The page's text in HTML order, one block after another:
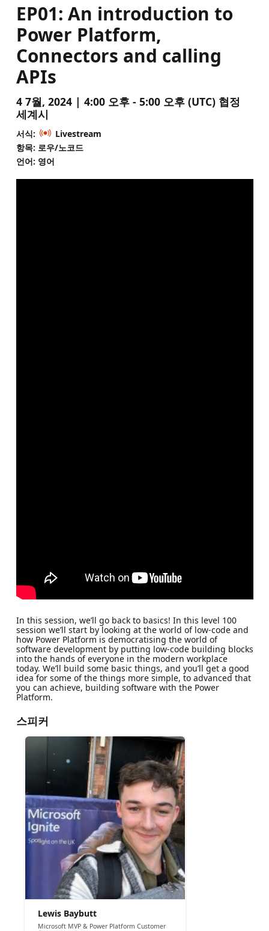
EP01: An introduction to
Power Platform,
Connectors and calling
APIs
4 7월, 2024 | 4:00 오후 - 5:00 오후 (UTC) 협정
세계시
서식:
Livestream
항목: 로우/노코드
언어: 영어
In this session, we’ll go back to basics! In this level 100
session we’ll start by looking at the world of low-code and
how Power Platform is democratising the world of
software development by putting low-code building blocks
into the hands of everyone in the modern workplace
today. We’ll build some basic things, and you’ll get a good
idea for some of the things more simple, to advanced that
you can achieve, building software with the Power
Platform.
스피커
Lewis Baybutt
Microsoft MVP & Power Platform Customer